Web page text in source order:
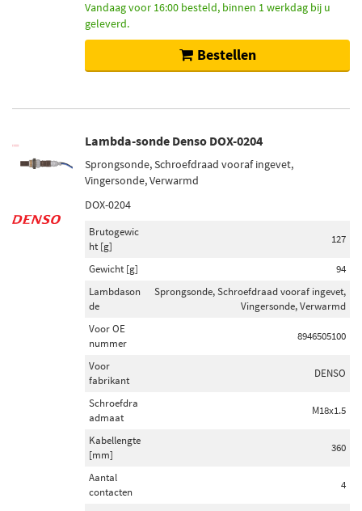
Vandaag voor 16:00 besteld, binnen 1 werkdag bij u
geleverd.
Bestellen
Lambda-sonde Denso DOX-0204
Sprongsonde, Schroefdraad vooraf ingevet,
Vingersonde, Verwarmd
DOX-0204
Brutogewic
ht [g]
127
Gewicht [g]
94
Lambdason
de
Sprongsonde, Schroefdraad vooraf ingevet,
Vingersonde, Verwarmd
Voor OE
nummer
8946505100
Voor
fabrikant
DENSO
Schroefdra
admaat
M18x1.5
Kabellengte
[mm]
360
Aantal
contacten
4